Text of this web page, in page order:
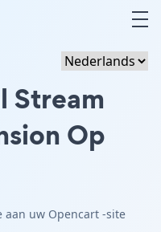
Stream
Op
aan uw Opencart -site